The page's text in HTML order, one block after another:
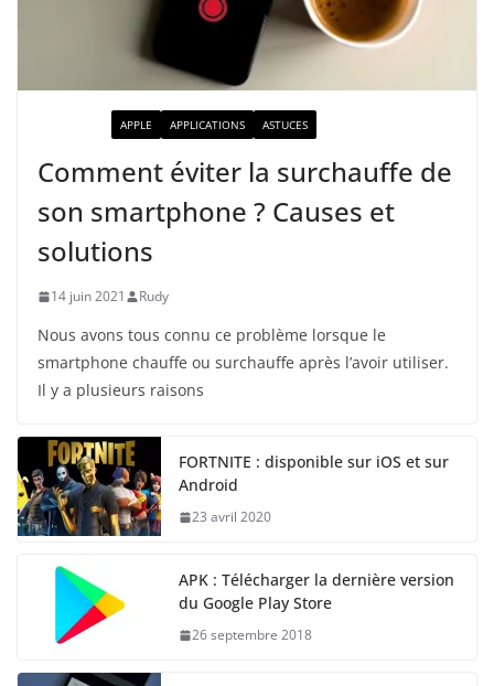
APPLE APPLICATIONS ASTUCES
Comment éviter la surchauffe de
son smartphone ? Causes et
solutions
14 juin 2021 Rudy
Nous avons tous connu ce problème lorsque le
smartphone chauffe ou surchauffe après l’avoir utiliser.
Il y a plusieurs raisons
FORTNITE : disponible sur iOS et sur
Android
23 avril 2020
APK : Télécharger la dernière version
du Google Play Store
26 septembre 2018